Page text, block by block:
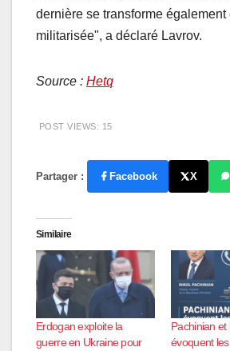
dernière se transforme également
militarisée", a déclaré Lavrov.
Source : Hetq
POST VIEWS: 15
Partager : Facebook X
Similaire
Erdogan exploite la
guerre en Ukraine pour
Pachinian et
évoquent